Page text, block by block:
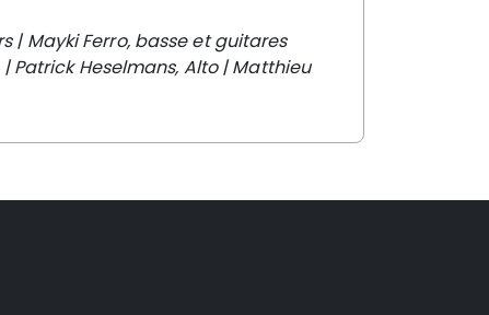
|Mayki Ferro, basse et guitares
|Patrick Heselmans, Alto |Matthieu